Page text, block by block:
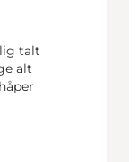
talt
alt